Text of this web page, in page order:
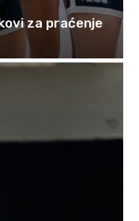
za praćenje